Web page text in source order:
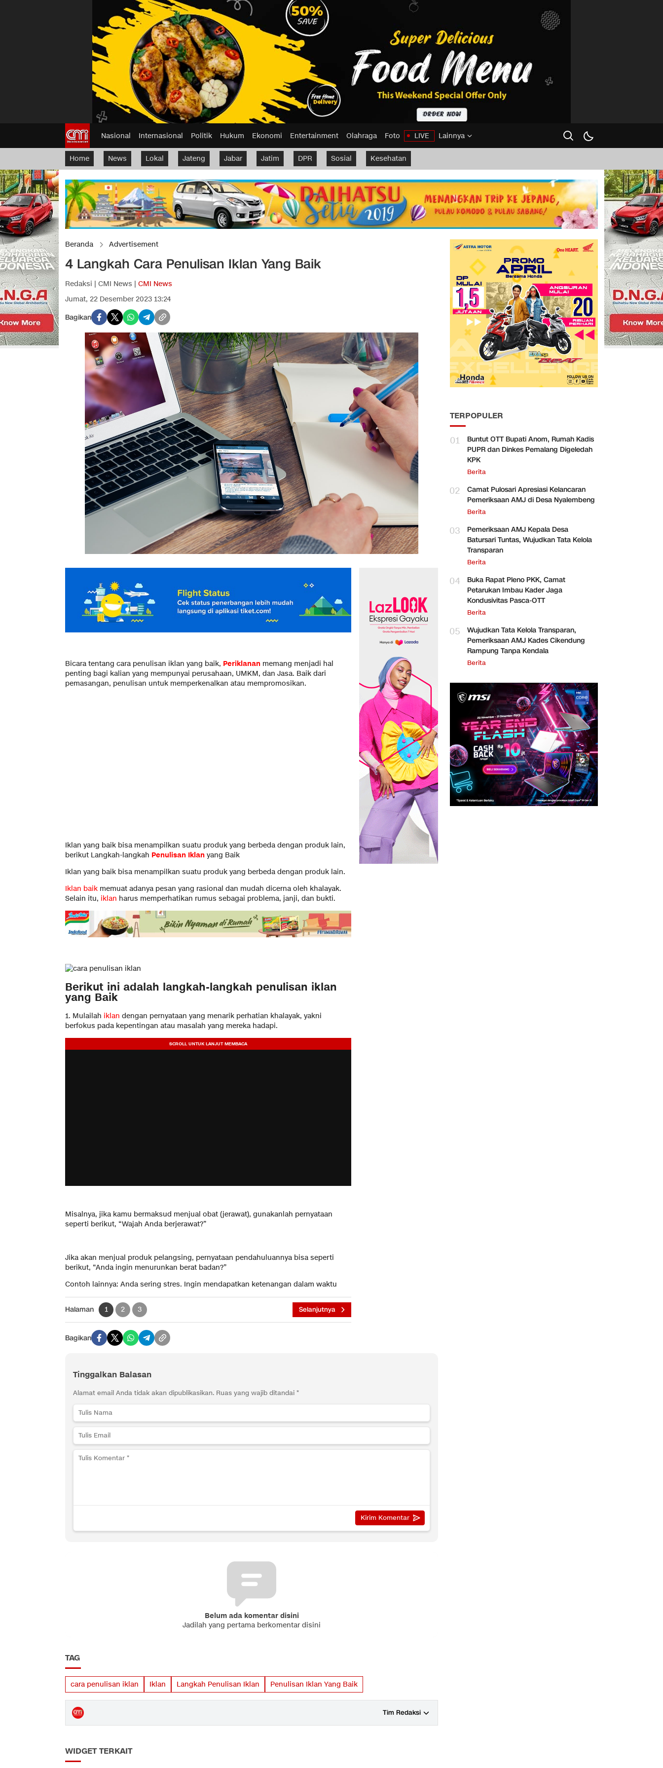
Nasional Internasional Politik Hukum Ekonomi Entertainment Olahraga Foto LIVE Lainnya
Home News Lokal Jateng Jabar Jatim DPR Sosial Kesehatan
Beranda Advertisement
4 Langkah Cara Penulisan Iklan Yang Baik
Redaksi | CMI News | CMI News
Jumat, 22 Desember 2023 13:24
Bagikan
Bicara tentang cara penulisan iklan yang baik, Periklanan memang menjadi hal
penting bagi kalian yang mempunyai perusahaan, UMKM, dan Jasa. Baik dari
pemasangan, penulisan untuk memperkenalkan atau mempromosikan.
Iklan yang baik bisa menampilkan suatu produk yang berbeda dengan produk lain,
berikut Langkah-langkah Penulisan Iklan yang Baik
Iklan yang baik bisa menampilkan suatu produk yang berbeda dengan produk lain.
Iklan baik memuat adanya pesan yang rasional dan mudah dicerna oleh khalayak.
Selain itu, iklan harus memperhatikan rumus sebagai problema, janji, dan bukti.
Berikut ini adalah langkah-langkah penulisan iklan
yang Baik
1. Mulailah iklan dengan pernyataan yang menarik perhatian khalayak, yakni
berfokus pada kepentingan atau masalah yang mereka hadapi.
Misalnya, jika kamu bermaksud menjual obat (jerawat), gunakanlah pernyataan
seperti berikut, “Wajah Anda berjerawat?”
Jika akan menjual produk pelangsing, pernyataan pendahuluannya bisa seperti
berikut, “Anda ingin menurunkan berat badan?”
Contoh lainnya: Anda sering stres. Ingin mendapatkan ketenangan dalam waktu
Halaman 1 2 3 Selanjutnya
Bagikan
Tinggalkan Balasan
Alamat email Anda tidak akan dipublikasikan. Ruas yang wajib ditandai *
Belum ada komentar disini
Jadilah yang pertama berkomentar disini
TAG
cara penulisan iklan Iklan Langkah Penulisan Iklan Penulisan Iklan Yang Baik
Tim Redaksi
WIDGET TERKAIT
TERPOPULER
01
Buntut OTT Bupati Anom, Rumah Kadis
PUPR dan Dinkes Pemalang Digeledah
KPK
Berita
02
Camat Pulosari Apresiasi Kelancaran
Pemeriksaan AMJ di Desa Nyalembeng
Berita
03
Pemeriksaan AMJ Kepala Desa
Batursari Tuntas, Wujudkan Tata Kelola
Transparan
Berita
04
Buka Rapat Pleno PKK, Camat
Petarukan Imbau Kader Jaga
Kondusivitas Pasca-OTT
Berita
05
Wujudkan Tata Kelola Transparan,
Pemeriksaan AMJ Kades Cikendung
Rampung Tanpa Kendala
Berita